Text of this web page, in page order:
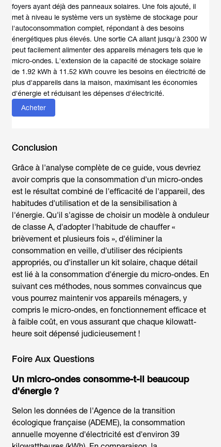
foyers ayant déjà des panneaux solaires. Une fois ajouté, il
met à niveau le système vers un système de stockage pour
l'autoconsommation complet, répondant à des besoins
énergétiques plus élevés. Une sortie CA allant jusqu'à 2300 W
peut facilement alimenter des appareils ménagers tels que le
micro-ondes. L'extension de la capacité de stockage solaire
de 1.92 kWh à 11.52 kWh couvre les besoins en électricité de
plus d'appareils dans la maison, maximisant les économies
d'énergie et réduisant les dépenses d'électricité.
Acheter
Conclusion
Grâce à l'analyse complète de ce guide, vous devriez
avoir compris que la consommation d'un micro-ondes
est le résultat combiné de l'efficacité de l'appareil, des
habitudes d'utilisation et de la sensibilisation à
l'énergie. Qu'il s'agisse de choisir un modèle à onduleur
de classe A, d'adopter l'habitude de chauffer «
brièvement et plusieurs fois », d'éliminer la
consommation en veille, d'utiliser des récipients
appropriés, ou d'installer un kit solaire, chaque détail
est lié à la consommation d'énergie du micro-ondes. En
suivant ces méthodes, nous sommes convaincus que
vous pourrez maintenir vos appareils ménagers, y
compris le micro-ondes, en fonctionnement efficace et
à faible coût, en vous assurant que chaque kilowatt-
heure soit dépensé judicieusement !
Foire Aux Questions
Un micro-ondes consomme-t-il beaucoup
d'énergie ?
Selon les données de l'Agence de la transition
écologique française (ADEME), la consommation
annuelle moyenne d'électricité est d'environ 39